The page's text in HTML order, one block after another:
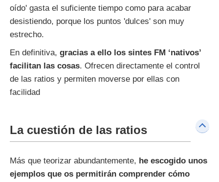
oído' gasta el suficiente tiempo como para acabar
desistiendo, porque los puntos 'dulces' son muy
estrecho.
En definitiva, gracias a ello los sintes FM ‘nativos’
facilitan las cosas. Ofrecen directamente el control
de las ratios y permiten moverse por ellas con
facilidad
La cuestión de las ratios
Más que teorizar abundantemente, he escogido unos
ejemplos que os permitirán comprender cómo